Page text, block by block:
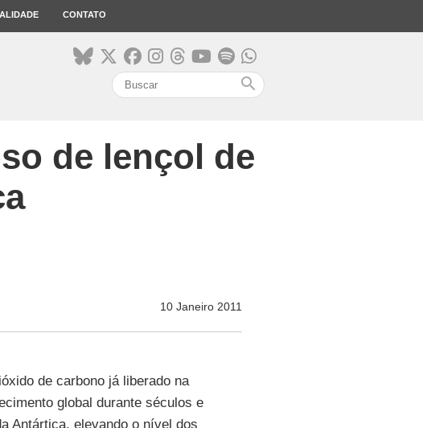
CONTATO
search
de lençol de
10 Janeiro 2011
de carbono já liberado na
global durante séculos e
Antártica, elevando o nível dos